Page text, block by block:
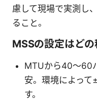
慮して現場で実測し
ること。
MSSの設定はど
MTUから40〜60
安。環境によって
す。